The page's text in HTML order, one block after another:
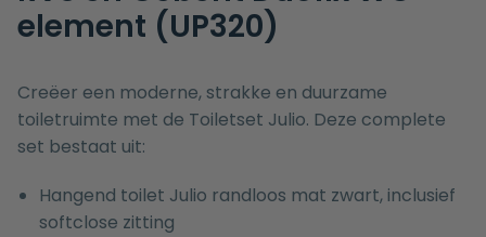
element (UP320)
Creëer een moderne, strakke en duurzame
toiletruimte met de Toiletset Julio. Deze complete
set bestaat uit:
Hangend toilet Julio randloos mat zwart, inclusief
softclose zitting